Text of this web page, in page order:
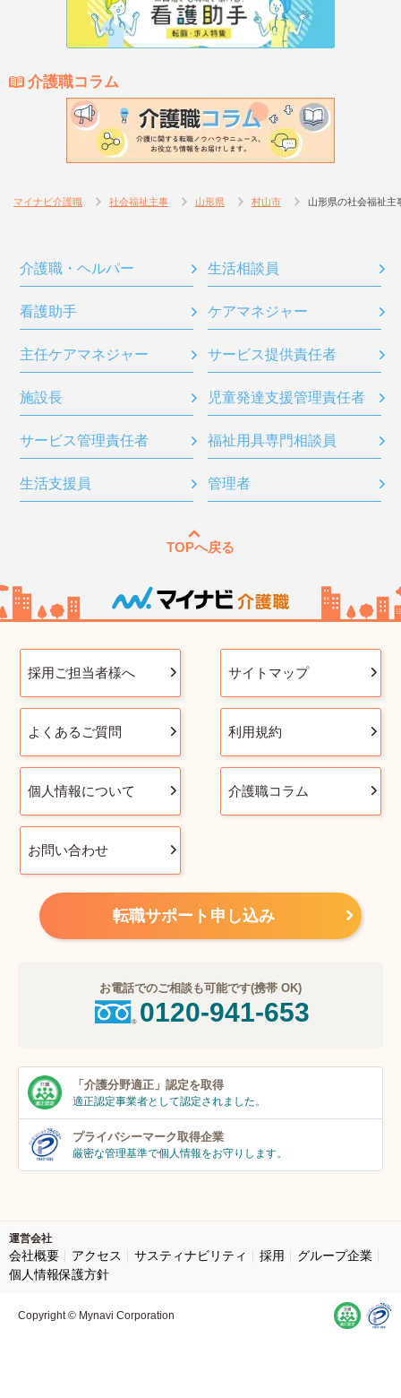
介護職コラム
マイナビ介護職 社会福祉主事 山形県 村山市 山形県の社会福祉主
介護職・ヘルパー 生活相談員
看護助手 ケアマネジャー
主任ケアマネジャー サービス提供責任者
施設長 児童発達支援管理責任者
サービス管理責任者 福祉用具専門相談員
生活支援員 管理者
TOPへ戻る
採用ご担当者様へ サイトマップ
よくあるご質問 利用規約
個人情報について 介護職コラム
お問い合わせ
転職サポート申し込み
お電話でのご相談も可能です(携帯 OK)
0120-941-653
「介護分野適正」 認定を取得
適正認定事業者として認定されました。
プライバシーマーク取得企業
厳密な管理基準で個人情報をお守りします。
運営会社
会社概要 アクセス サスティナビリティ 採用
グループ企業
個人情報保護方針
Copyright © Mynavi Corporation